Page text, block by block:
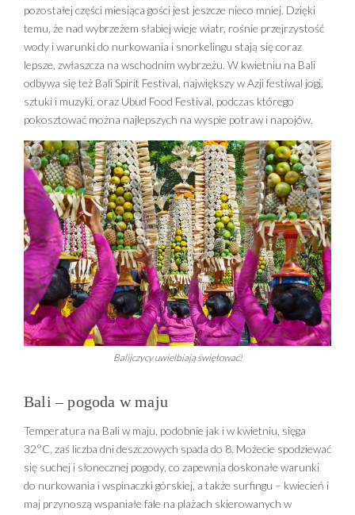
pozostałej części miesiąca gości jest jeszcze nieco mniej. Dzięki
temu, że nad wybrzeżem słabiej wieje wiatr, rośnie przejrzystość
wody i warunki do nurkowania i snorkelingu stają się coraz
lepsze, zwłaszcza na wschodnim wybrzeżu. W kwietniu na Bali
odbywa się też Bali Spirit Festival, największy w Azji festiwal jogi,
sztuki i muzyki, oraz Ubud Food Festival, podczas którego
pokosztować można najlepszych na wyspie potraw i napojów.
Balijczycy uwielbiają świętować!
Bali – pogoda w maju
Temperatura na Bali w maju, podobnie jak i w kwietniu, sięga
32°C, zaś liczba dni deszczowych spada do 8. Możecie spodziewać
się suchej i słonecznej pogody, co zapewnia doskonałe warunki
do nurkowania i wspinaczki górskiej, a także surfingu – kwiecień i
maj przynoszą wspaniałe fale na plażach skierowanych w